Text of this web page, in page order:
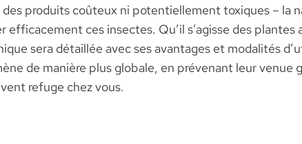
produits coûteux ni potentiellement toxiques – la
ces insectes. Qu’il s’agisse des plantes
sera détaillée avec ses avantages et modalités
de manière plus globale, en prévenant leur venue
refuge chez vous.